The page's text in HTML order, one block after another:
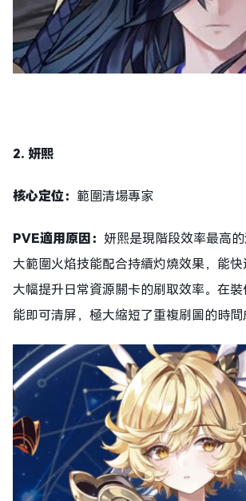
2. 妍熙
核心定位： 範圍清場專家
PVE適用原因： 妍熙是現階段效率最高
大範圍火焰技能配合持續灼燒效果，能快
大幅提升日常資源關卡的刷取效率。在
能即可清屏，極大縮短了重複刷圖的時間